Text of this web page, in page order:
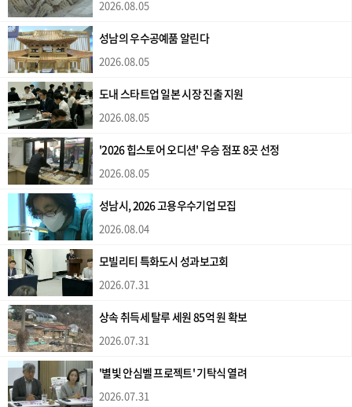
2026.08.05
성남의 우수공예품 알린다
2026.08.05
도내 스타트업 일본 시장 진출 지원
2026.08.05
'2026 힙스토어 오디션' 우승 점포 8곳 선정
2026.08.05
성남시, 2026 고용우수기업 모집
2026.08.04
모빌리티 특화도시 성과보고회
2026.07.31
상속 취득세 탈루 세원 85억 원 확보
2026.07.31
'별빛 안심벨 프로젝트' 기탁식 열려
2026.07.31